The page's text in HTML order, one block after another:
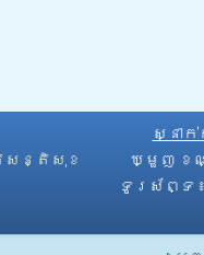
តិសន្តិសុខ
ស្នាក់
ឃ្មួញ ខណ្
ទូរស័ព្ទ